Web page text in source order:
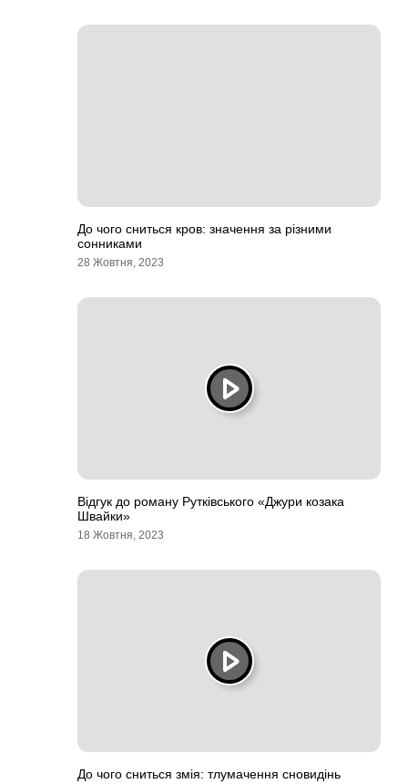
До чого сниться кров: значення за різними
сонниками
28 Жовтня, 2023
Відгук до роману Рутківського «Джури козака
Швайки»
18 Жовтня, 2023
До чого сниться змія: тлумачення сновидінь